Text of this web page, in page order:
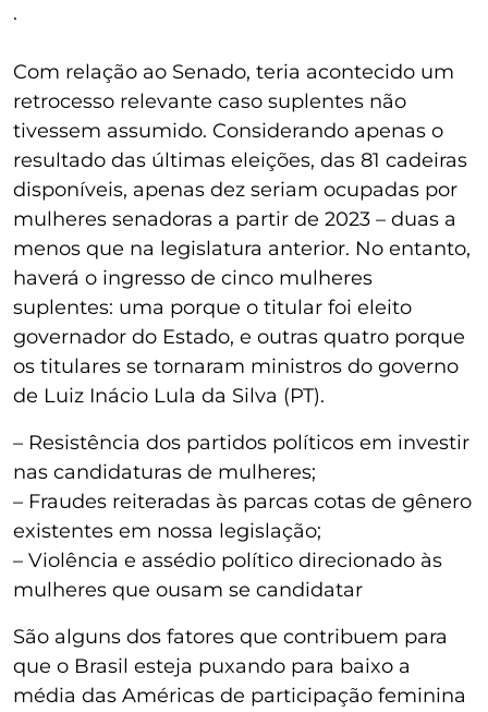
.
Com relação ao Senado, teria acontecido um
retrocesso relevante caso suplentes não
tivessem assumido. Considerando apenas o
resultado das últimas eleições, das 81 cadeiras
disponíveis, apenas dez seriam ocupadas por
mulheres senadoras a partir de 2023 – duas a
menos que na legislatura anterior. No entanto,
haverá o ingresso de cinco mulheres
suplentes: uma porque o titular foi eleito
governador do Estado, e outras quatro porque
os titulares se tornaram ministros do governo
de Luiz Inácio Lula da Silva (PT).
– Resistência dos partidos políticos em investir
nas candidaturas de mulheres;
– Fraudes reiteradas às parcas cotas de gênero
existentes em nossa legislação;
– Violência e assédio político direcionado às
mulheres que ousam se candidatar
São alguns dos fatores que contribuem para
que o Brasil esteja puxando para baixo a
média das Américas de participação feminina